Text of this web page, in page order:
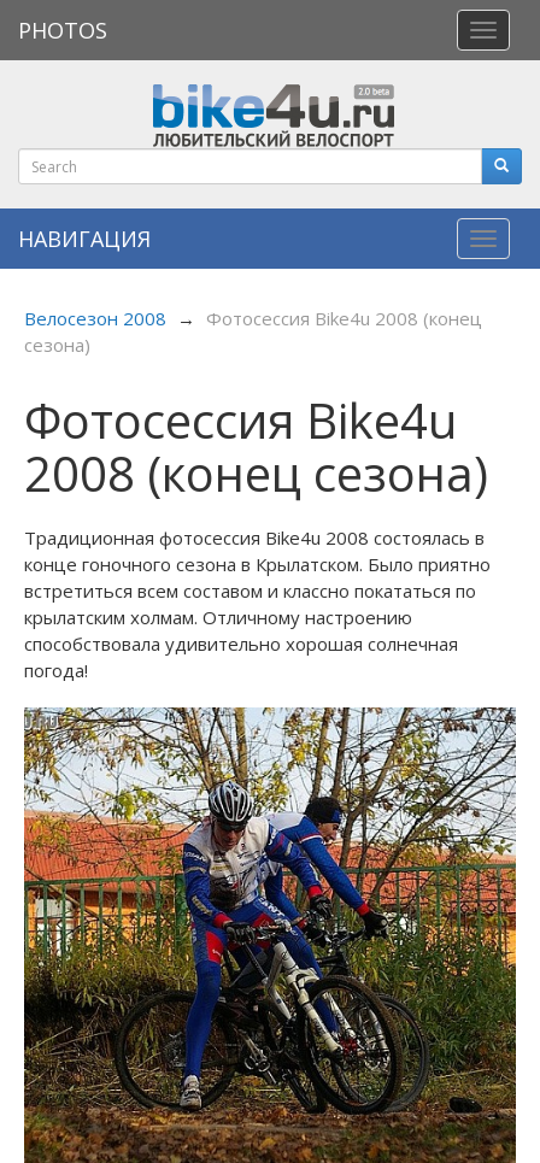
меню
PHOTOS
НАВИГАЦИЯ
Велосезон 2008 →
Фотосессия Bike4u 2008 (конец
сезона)
Фотосессия Bike4u
2008 (конец сезона)
Традиционная фотосессия Bike4u 2008 состоялась в
конце гоночного сезона в Крылатском. Было приятно
встретиться всем составом и классно покататься по
крылатским холмам. Отличному настроению
способствовала удивительно хорошая солнечная
погода!